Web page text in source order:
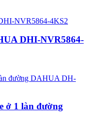
DHI-NVR5864-
ở 1 làn đường